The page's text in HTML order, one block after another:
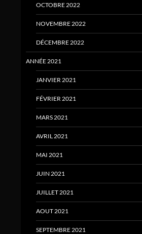
OCTOBRE 2022
NOVEMBRE 2022
DÉCEMBRE 2022
ANNÉE 2021
JANVIER 2021
FÉVRIER 2021
MARS 2021
AVRIL 2021
MAI 2021
JUIN 2021
JUILLET 2021
AOUT 2021
SEPTEMBRE 2021